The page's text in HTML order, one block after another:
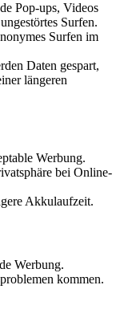
Pop-ups, Videos
Surfen.
Surfen im
Daten gespart,
längeren
Werbung.
bei Online-
Akkulaufzeit.
Werbung.
kommen.